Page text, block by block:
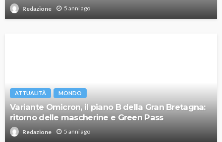
Redazione 5 anni ago
ATTUALITÀ MONDO
Variante Omicron, il piano B della Gran Bretagna:
ritorno delle mascherine e Green Pass
Redazione 5 anni ago